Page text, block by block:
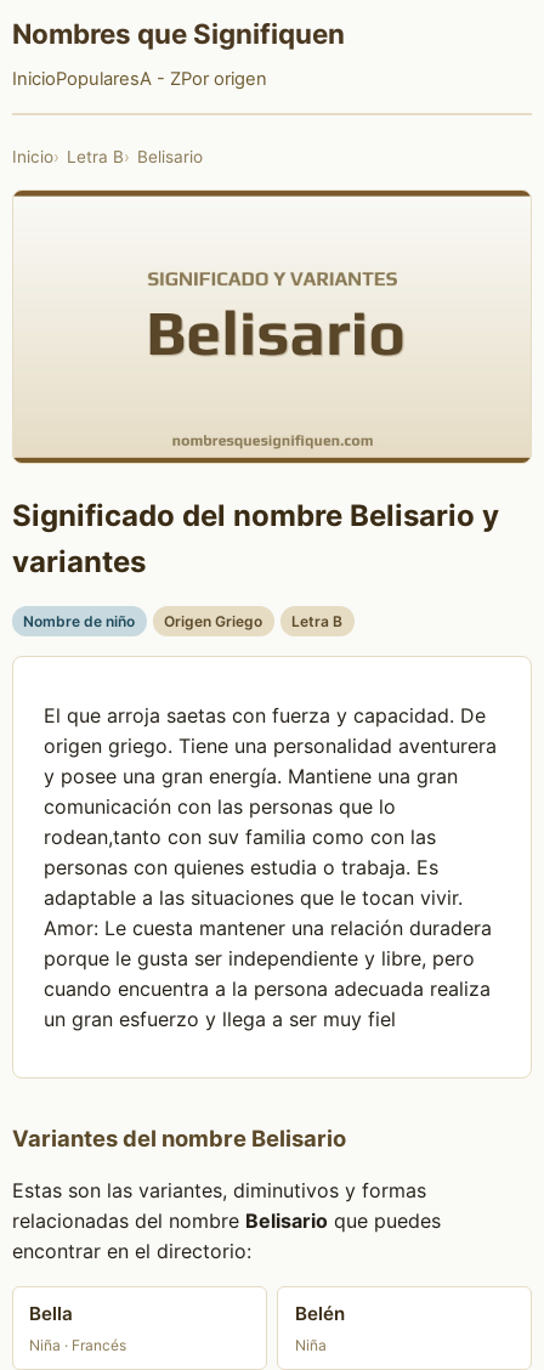
Nombres que Signifiquen
InicioPopularesA - ZPor origen
Inicio Letra B Belisario
Significado del nombre Belisario y
variantes
Nombre de niño Origen Griego Letra B
El que arroja saetas con fuerza y capacidad. De
origen griego. Tiene una personalidad aventurera
y posee una gran energía. Mantiene una gran
comunicación con las personas que lo
rodean,tanto con suv familia como con las
personas con quienes estudia o trabaja. Es
adaptable a las situaciones que le tocan vivir.
Amor: Le cuesta mantener una relación duradera
porque le gusta ser independiente y libre, pero
cuando encuentra a la persona adecuada realiza
un gran esfuerzo y llega a ser muy fiel
Variantes del nombre Belisario
Estas son las variantes, diminutivos y formas
relacionadas del nombre Belisarioque puedes
encontrar en el directorio:
Bella
Niña · Francés
Belén
Niña